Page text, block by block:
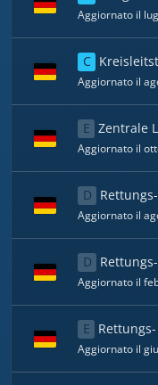
Aggiornato il
C
Aggiornato il
E Zentrale
Aggiornato il
D
Aggiornato il
D
Aggiornato il
E
Aggiornato il